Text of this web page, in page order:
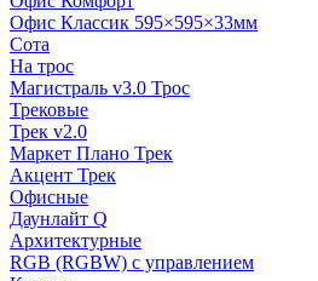
Офис Классик 595×595×33мм
Сота
На трос
Магистраль v3.0 Трос
Трековые
Трек v2.0
Маркет Плано Трек
Акцент Трек
Офисные
Даунлайт Q
Архитектурные
RGB (RGBW) с управлением